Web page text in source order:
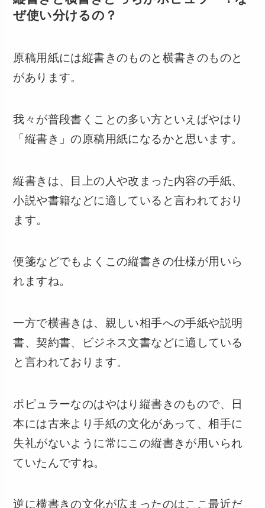
ぜ使い分けるの？
原稿用紙には縦書きのものと横書きのものと
があります。
我々が普段書くことの多い方といえばやはり
「縦書き」の原稿用紙になるかと思います。
縦書きは、目上の人や改まった内容の手紙、
小説や書籍などに適していると言われており
ます。
便箋などでもよくこの縦書きの仕様が用いら
れますね。
一方で横書きは、親しい相手への手紙や説明
書、契約書、ビジネス文書などに適している
と言われております。
ポピュラーなのはやはり縦書きのもので、日
本には古来より手紙の文化があって、相手に
失礼がないように常にこの縦書きが用いられ
ていたんですね。
逆に横書きの文化が広まったのはここ最近だ